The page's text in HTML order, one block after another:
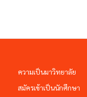
ความเป็นมาวิทยาลัย
สมัครเข้าเป็นนักศึกษา